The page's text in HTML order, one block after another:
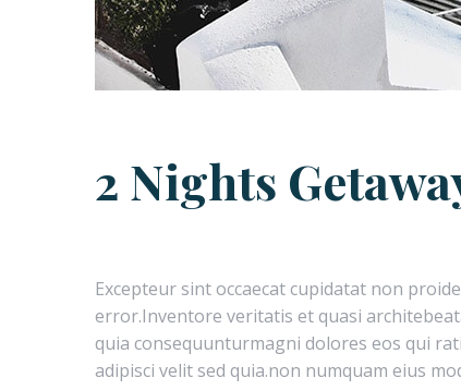
2 Nights
Excepteur sint occaecat cupidatat non
error.Inventore veritatis et quasi
quia consequunturmagni dolores eos qui
adipisci velit sed quia.non numquam eius